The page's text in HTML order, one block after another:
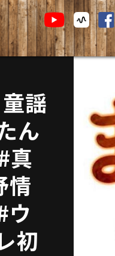
謡
ん
真
情
ウ
初